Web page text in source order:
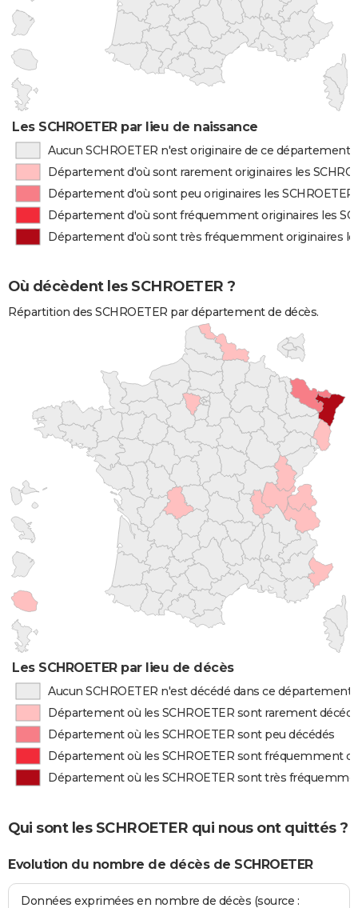
Les SCHROETER par lieu de naissance
Aucun SCHROETER n'est originaire de ce département
Département d'où sont rarement originaires les
Département d'où sont peu originaires les SCHROETER
Département d'où sont fréquemment originaires les
Département d'où sont très fréquemment originaires
Où décèdent les SCHROETER ?
Répartition des SCHROETER par département de décès.
Les SCHROETER par lieu de décès
Aucun SCHROETER n'est décédé dans ce département
Département où les SCHROETER sont rarement
Département où les SCHROETER sont peu décédés
Département où les SCHROETER sont fréquemment
Département où les SCHROETER sont très
Qui sont les SCHROETER qui nous ont quittés ?
Evolution du nombre de décès de SCHROETER
Données exprimées en nombre de décès (source :